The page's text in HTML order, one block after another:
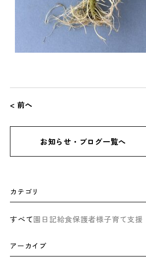
< 前へ
お知らせ・ブログ一覧へ
カテゴリ
すべて園日記給食保護者様子育て支援
アーカイブ